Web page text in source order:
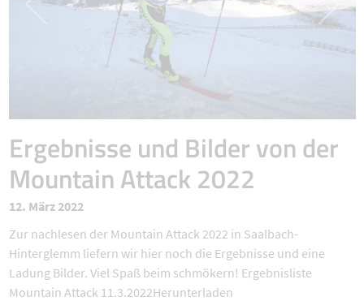
Ergebnisse und Bilder von der
Mountain Attack 2022
12. März 2022
Zur nachlesen der Mountain Attack 2022 in Saalbach-
Hinterglemm liefern wir hier noch die Ergebnisse und eine
Ladung Bilder. Viel Spaß beim schmökern! Ergebnisliste
Mountain Attack 11.3.2022Herunterladen